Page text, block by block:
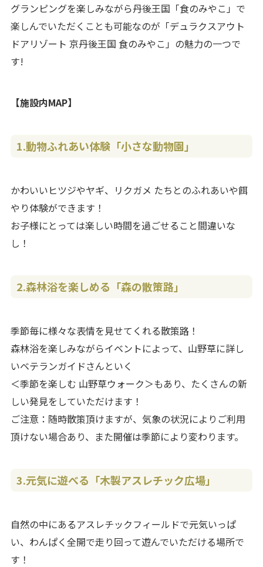
グランピングを楽しみながら丹後王国「食のみやこ」で
楽しんでいただくことも可能なのが「デュラクスアウト
ドアリゾート 京丹後王国 食のみやこ」の魅力の一つで
す!
【施設内MAP】
1.動物ふれあい体験「小さな動物園」
かわいいヒツジやヤギ、リクガメ たちとのふれあいや餌
やり体験ができます！
お子様にとっては楽しい時間を過ごせること間違いな
し！
2.森林浴を楽しめる「森の散策路」
季節毎に様々な表情を見せてくれる散策路！
森林浴を楽しみながらイベントによって、山野草に詳し
いベテランガイドさんといく
＜季節を楽しむ 山野草ウォーク＞もあり、たくさんの新
しい発見をしていただけます！
ご注意：随時散策頂けますが、気象の状況によりご利用
頂けない場合あり、また開催は季節により変わります。
3.元気に遊べる「木製アスレチック広場」
自然の中にあるアスレチックフィールドで元気いっぱ
い、わんぱく全開で走り回って遊んでいただける場所で
す！